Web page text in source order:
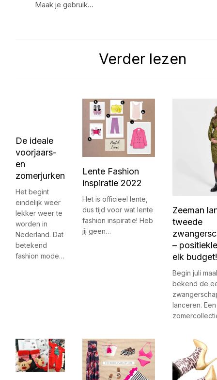
Maak je gebruik…
Verder lezen
De ideale
voorjaars-
en
zomerjurken
Het begint
eindelijk weer
lekker weer te
worden in
Nederland. Dat
betekend
fashion mode…
Lente Fashion
inspiratie 2022
Het is officieel lente,
dus tijd voor wat lente
fashion inspiratie! Heb
jij geen…
Zeeman
tweede
–
elk budget!
Begin juli
bekend de
lanceren.